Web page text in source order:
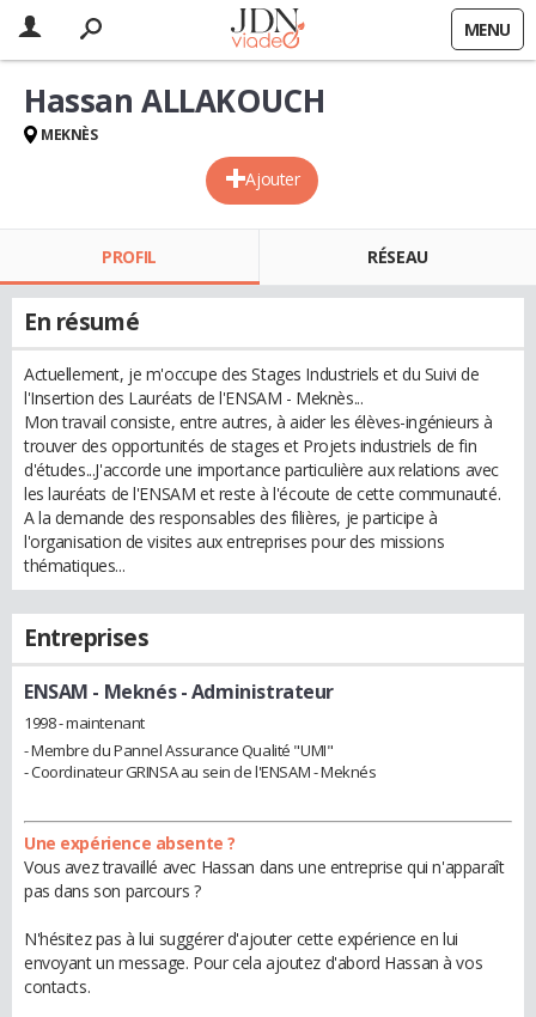
MENU
Ajouter
Hassan ALLAKOUCH
MEKNÈS
PROFIL RÉSEAU
En résumé
Actuellement, je m'occupe des Stages Industriels et du Suivi de
l'Insertion des Lauréats de l'ENSAM - Meknès...
Mon travail consiste, entre autres, à aider les élèves-ingénieurs à
trouver des opportunités de stages et Projets industriels de fin
d'études...J'accorde une importance particulière aux relations avec
les lauréats de l'ENSAM et reste à l'écoute de cette communauté.
A la demande des responsables des filières, je participe à
l'organisation de visites aux entreprises pour des missions
thématiques...
Entreprises
ENSAM - Meknés- Administrateur
1998 - maintenant
- Membre du Pannel Assurance Qualité "UMI"
- Coordinateur GRINSA au sein de l'ENSAM - Meknés
Une expérience absente ?
Vous avez travaillé avec Hassan dans une entreprise qui n'apparaît
pas dans son parcours ?
N'hésitez pas à lui suggérer d'ajouter cette expérience en lui
envoyant un message. Pour cela ajoutez d'abord Hassan à vos
contacts.